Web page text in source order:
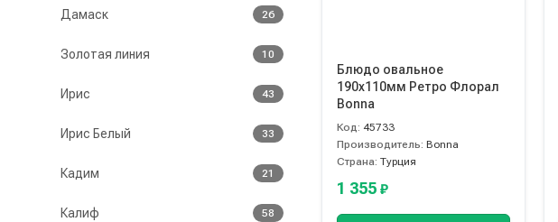
Дамаск 26
Золотая линия 10
Ирис 43
Ирис Белый 33
Кадим 21
Калиф 58
Блюдо овальное
190х110мм Ретро Флорал
Bonna
Код: 45733
Производитель: Bonna
Страна: Турция
1 355 ₽